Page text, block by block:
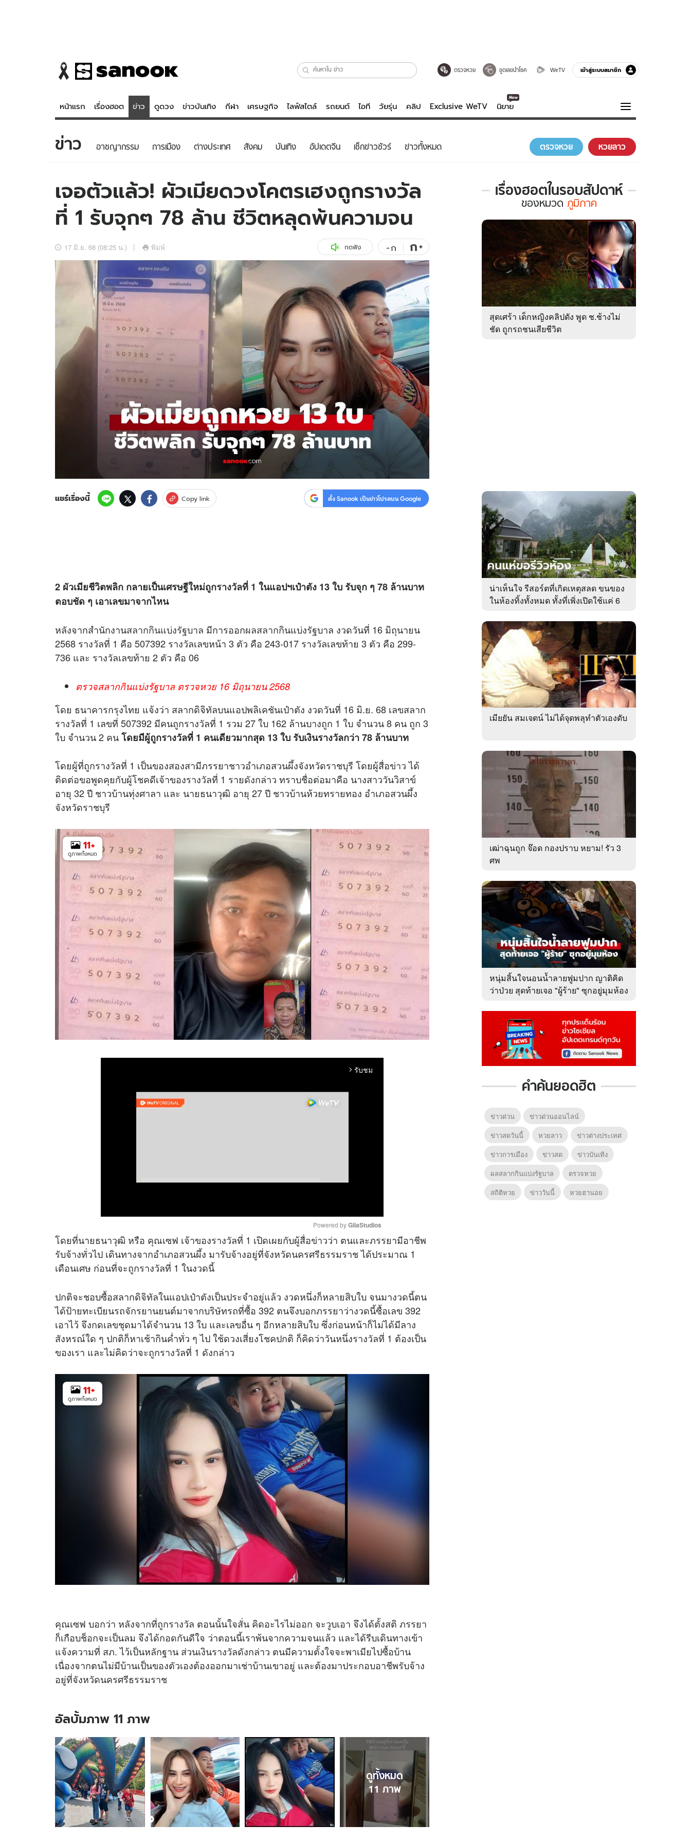
ตรวจหวย ขูดเลขนำโชค WeTV เข้าสู่ระบบสมาชิก
หน้าแรก เรื่องฮอต ข่าว ดูดวง ข่าวบันเทิง กีฬา เศรษฐกิจ ไลฟ์สไตล์ รถยนต์ ไอที วัยรุ่น คลิป Exclusive WeTV นิยาย
ข่าว
ข่าวบันเทิง
ข่าวกีฬา
ข่าวเศรษฐกิจ
อัปเดตจีน
เช็กข่าวชัวร์
ดูดวง - ตรวจหวย
สถิติหวยไทย
หวยลาว
ไลฟ์สไตล์
วัยรุ่น
ไอที
รถยนต์
สุขภาพ
เที่ยว-กิน
Tasteful Thailand
Sanook Choice
บันเทิงครบรส
เกมส์
ดูทีวี
WeTV
Exclusive WeTV
นิยาย
ความรู้รอบตัว
ฮาวทู
บริษัท อิมเมจ ฟิวเจอร์ (ประเทศไทย) จำกัด
ข่าว อาชญากรรม การเมือง ต่างประเทศ สังคม บันเทิง อัปเดตจีน เช็กข่าวชัวร์ ข่าวทั้งหมด ตรวจหวย หวยลาว
เจอตัวแล้ว! ผัวเมียดวงโคตรเฮงถูกรางวัล
ที่ 1 รับจุกๆ 78 ล้าน ชีวิตหลุดพ้นความจน
17 มิ.ย. 68 (08:25 น.) พิมพ์ กดฟัง -ก ก+
แชร์เรื่องนี้ Copy link ตั้ง Sanook เป็นข่าวโปรดบน Google
2 ผัวเมียชีวิตพลิก กลายเป็นเศรษฐีใหม่ถูกรางวัลที่ 1 ในแอปฯเป๋าตัง 13 ใบ รับจุก ๆ 78 ล้านบาท
ตอบชัด ๆ เอาเลขมาจากไหน
หลังจากสำนักงานสลากกินแบ่งรัฐบาล มีการออกผลสลากกินแบ่งรัฐบาล งวดวันที่ 16 มิถุนายน
2568 รางวัลที่ 1 คือ 507392 รางวัลเลขหน้า 3 ตัว คือ 243-017 รางวัลเลขท้าย 3 ตัว คือ 299-
736 และ รางวัลเลขท้าย 2 ตัว คือ 06
ตรวจสลากกินแบ่งรัฐบาล ตรวจหวย 16 มิถุนายน 2568
โดย ธนาคารกรุงไทย แจ้งว่า สลากดิจิทัลบนแอปพลิเคชันเป๋าตัง งวดวันที่ 16 มิ.ย. 68 เลขสลาก
รางวัลที่ 1 เลขที่ 507392 มีคนถูกรางวัลที่ 1 รวม 27 ใบ 162 ล้านบางถูก 1 ใบ จำนวน 8 คน ถูก 3
ใบ จำนวน 2 คนโดยมีผู้ถูกรางวัลที่ 1 คนเดียวมากสุด 13 ใบ รับเงินรางวัลกว่า 78 ล้านบาท
โดยผู้ที่ถูกรางวัลที่ 1 เป็นของสองสามีภรรยาชาวอำเภอสวนผึ้งจังหวัดราชบุรี โดยผู้สื่อข่าวได้
ติดต่อขอพูดคุยกับผู้โชคดีเจ้าของรางวัลที่ 1 รายดังกล่าว ทราบชื่อต่อมาคือ นางสาววันวิสาข์
อายุ 32 ปี ชาวบ้านทุ่งศาลา และ นายธนาวุฒิ อายุ 27 ปี ชาวบ้านห้วยทรายทอง อำเภอสวนผึ้ง
จังหวัดราชบุรี
11+
ดูภาพทั้งหมด
arrow_forward_ios รับชม
M
e
Powered by GliaStudios
โดยที่นายธนาวุฒิ หรือ คุณเซฟ เจ้าของรางวัลที่ 1 เปิดเผยกับผู้สื่อข่าวว่า ตนและภรรยามีอาชีพ
รับจ้างทั่วไป เดินทางจากอำเภอสวนผึ้ง มารับจ้างอยู่ที่จังหวัดนครศรีธรรมราช ได้ประมาณ 1
เดือนเศษ ก่อนที่จะถูกรางวัลที่ 1 ในงวดนี้
ปกติจะชอบซื้อสลากดิจิทัลในแอปเป๋าตังเป็นประจำอยู่แล้ว งวดหนึ่งก็หลายสิบใบ จนมางวดนี้ตน
ได้ป้ายทะเบียนรถจักรยานยนต์มาจากบริษัทรถที่ซื้อ 392 ตนจึงบอกภรรยาว่างวดนี้ซื้อเลข 392
เอาไว้ จึงกดเลขชุดมาได้จำนวน 13 ใบ และเลขอื่น ๆ อีกหลายสิบใบ ซึ่งก่อนหน้าก็ไม่ได้มีลาง
สังหรณ์ใด ๆ ปกติก็หาเช้ากินค่ำทั่ว ๆ ไป ใช้ดวงเสี่ยงโชคปกติ ก็คิดว่าวันหนึ่งรางวัลที่ 1 ต้องเป็น
ของเรา และไม่คิดว่าจะถูกรางวัลที่ 1 ดังกล่าว
11+
ดูภาพทั้งหมด
คุณเซฟ บอกว่า หลังจากที่ถูกรางวัล ตอนนั้นใจสั่น คิดอะไรไม่ออก จะวูบเอา จึงได้ตั้งสติ ภรรยา
ก็เกือบช็อกจะเป็นลม จึงได้กอดกันดีใจ ว่าตอนนี้เราพ้นจากความจนแล้ว และได้รีบเดินทางเข้า
แจ้งความที่ สภ. ไว้เป็นหลักฐาน ส่วนเงินรางวัลดังกล่าว ตนมีความตั้งใจจะพาเมียไปซื้อบ้าน
เนื่องจากตนไม่มีบ้านเป็นของตัวเองต้องออกมาเช่าบ้านเขาอยู่ และต้องมาประกอบอาชีพรับจ้าง
อยู่ที่จังหวัดนครศรีธรรมราช
อัลบั้มภาพ 11 ภาพ
อัลบั้ม
ภาพ
11
ภาพ
ของ
เจอ
ตัว
แล้ว!
ผัว
ดูทั้งหมด
11 ภาพ
เรื่องฮอตในรอบสัปดาห์
เรื่อง
ใน
รอบ
หมวด
ภูมิภาค
ของหมวด ภูมิภาค
สุดเศร้า เด็กหญิงคลิปดัง พูด ช.ช้างไม่
ชัด ถูกรถชนเสียชีวิต
น่าเห็นใจ รีสอร์ตที่เกิดเหตุสลด ขนของ
ในห้องทิ้งทั้งหมด ทั้งที่เพิ่งเปิดใช้แค่ 6
เมียยัน สมเจตน์ ไม่ได้จุดพลุทำตัวเองดับ
เฒ่าฉุนถูก จ๊อด กองปราบ หยาม! รัว 3
ศพ
หนุ่มสิ้นใจนอนน้ำลายฟูมปาก ญาติคิด
ว่าป่วย สุดท้ายเจอ "ผู้ร้าย" ซุกอยู่มุมห้อง
คำค้นยอดฮิต
ข่าวด่วน
ข่าวด่วนออนไลน์
ข่าวสดวันนี้
หวยลาว
ข่าวต่างประเทศ
ข่าวการเมือง
ข่าวสด
ข่าวบันเทิง
ผลสลากกินแบ่งรัฐบาล
ตรวจหวย
สถิติหวย
ข่าววันนี้ หวยฮานอย